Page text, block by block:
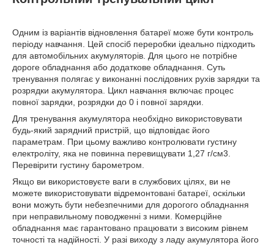
Одним із варіантів відновлення батареї може бути контроль
періоду навчання. Цей спосіб переробки ідеально підходить
для автомобільних акумуляторів. Для цього не потрібне
дороге обладнання або додаткове обладнання. Суть
тренування полягає у виконанні послідовних рухів зарядки та
розрядки акумулятора. Цикл навчання включає процес
повної зарядки, розрядки до 0 і повної зарядки.
Для тренування акумулятора необхідно використовувати
будь-який зарядний пристрій, що відповідає його
параметрам. При цьому важливо контролювати густину
електроліту, яка не повинна перевищувати 1,27 г/см3.
Перевірити густину барометром.
Якщо ви використовуєте ваги в службових цілях, ви не
можете використовувати відремонтовані батареї, оскільки
вони можуть бути небезпечними для дорогого обладнання
при неправильному поводженні з ними. Комерційне
обладнання має гарантовано працювати з високим рівнем
точності та надійності. У разі виходу з ладу акумулятора його